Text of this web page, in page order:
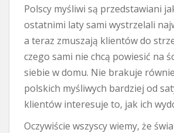
Polscy myśliwi są przedstawiani
ostatnimi laty sami wystrzelali
a teraz zmuszają klientów do
czego sami nie chcą powiesić na
siebie w domu. Nie brakuje
polskich myśliwych bardziej od
klientów interesuje to, jak ich
Oczywiście wszyscy wiemy, że